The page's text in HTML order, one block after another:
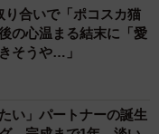
り合いで「ポコスカ猫
の心温まる結末に「愛
そうや…」
い」パートナーの誕生